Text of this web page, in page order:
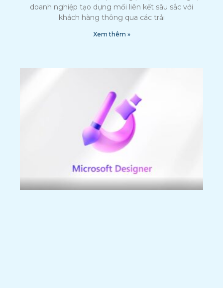
doanh nghiệp tạo dựng mối liên kết sâu sắc với
khách hàng thông qua các trải
Xem thêm »